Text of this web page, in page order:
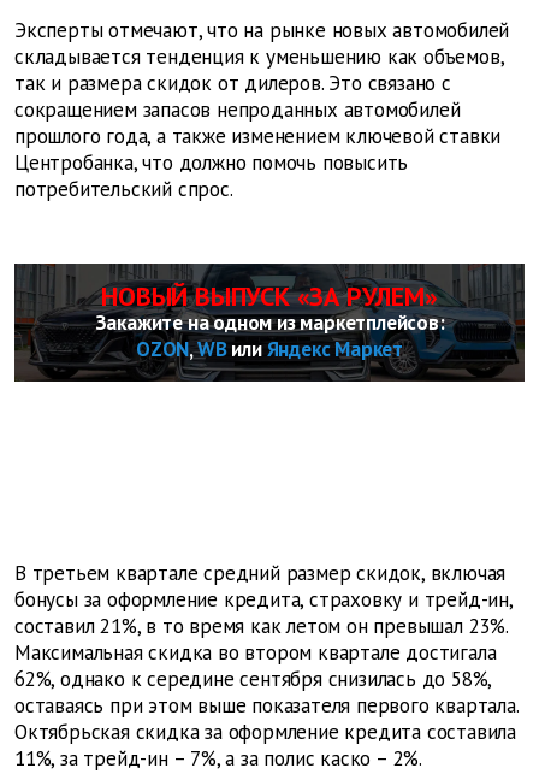
Эксперты отмечают, что на рынке новых автомобилей
складывается тенденция к уменьшению как объемов,
так и размера скидок от дилеров. Это связано с
сокращением запасов непроданных автомобилей
прошлого года, а также изменением ключевой ставки
Центробанка, что должно помочь повысить
потребительский спрос.
НОВЫЙ ВЫПУСК «ЗА РУЛЕМ»
Закажите на одном из маркетплейсов:
OZON,WBилиЯндекс Маркет
В третьем квартале средний размер скидок, включая
бонусы за оформление кредита, страховку и трейд-ин,
составил 21%, в то время как летом он превышал 23%.
Максимальная скидка во втором квартале достигала
62%, однако к середине сентября снизилась до 58%,
оставаясь при этом выше показателя первого квартала.
Октябрьская скидка за оформление кредита составила
11%, за трейд-ин – 7%, а за полис каско – 2%.